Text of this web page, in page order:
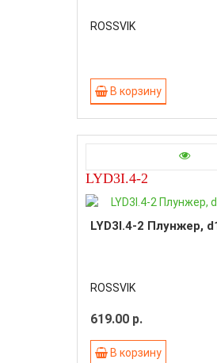
ROSSVIK
В корзину
LYD3I.4-2
LYD3I.4-2 Плунжер,
ROSSVIK
619.00 р.
В корзину